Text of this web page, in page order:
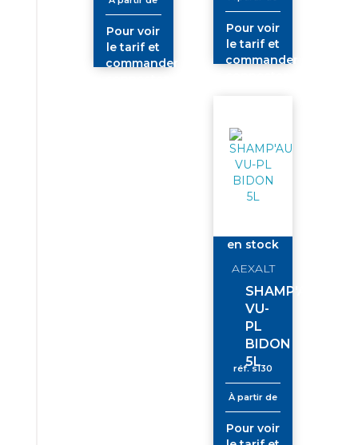
Pour voir
le tarif et
commander
Pour voir
le tarif et
commander
en stock
AEXALT
SHAMP'AUTO
VU-
PL
BIDON
5L
réf.s130
À partir de
Pour voir